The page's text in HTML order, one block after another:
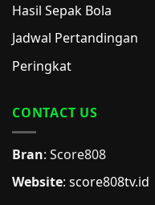
Hasil Sepak Bola
Jadwal Pertandingan
Peringkat
CONTACT US
Bran: Score808
Website: score808tv.id